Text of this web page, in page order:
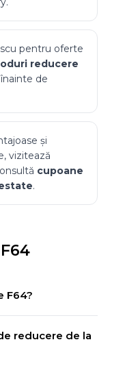
pentru oferte
reducere
înainte de
și
vizitează
cupoane
.
F64
F64?
reducere de la